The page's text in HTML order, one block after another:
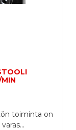
toiminta on